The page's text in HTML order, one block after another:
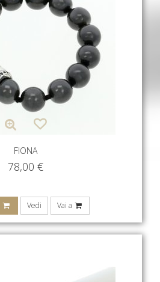
FIONA
78,00 €
Vedi Vai a